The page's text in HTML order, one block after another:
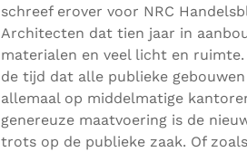
schreef erover voor NRC
Architecten dat tien jaar in
materialen en veel licht en
de tijd dat alle publieke
allemaal op middelmatige
genereuze maatvoering is de
trots op de publieke zaak. Of